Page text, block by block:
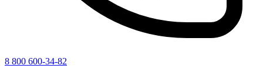
8 800 600-34-82